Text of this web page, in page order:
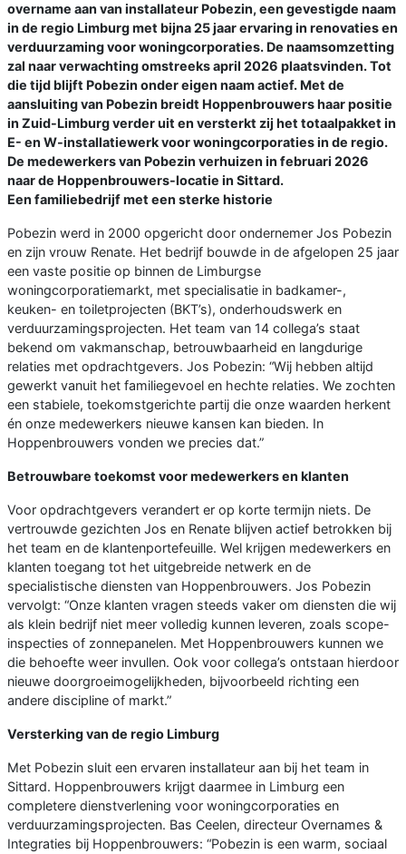
overname aan van installateur Pobezin, een gevestigde naam
in de regio Limburg met bijna 25 jaar ervaring in renovaties en
verduurzaming voor woningcorporaties. De naamsomzetting
zal naar verwachting omstreeks april 2026 plaatsvinden. Tot
die tijd blijft Pobezin onder eigen naam actief. Met de
aansluiting van Pobezin breidt Hoppenbrouwers haar positie
in Zuid-Limburg verder uit en versterkt zij het totaalpakket in
E- en W-installatiewerk voor woningcorporaties in de regio.
De medewerkers van Pobezin verhuizen in februari 2026
naar de Hoppenbrouwers-locatie in Sittard.
Een familiebedrijf met een sterke historie
Pobezin werd in 2000 opgericht door ondernemer Jos Pobezin
en zijn vrouw Renate. Het bedrijf bouwde in de afgelopen 25 jaar
een vaste positie op binnen de Limburgse
woningcorporatiemarkt, met specialisatie in badkamer-,
keuken- en toiletprojecten (BKT’s), onderhoudswerk en
verduurzamingsprojecten. Het team van 14 collega’s staat
bekend om vakmanschap, betrouwbaarheid en langdurige
relaties met opdrachtgevers. Jos Pobezin: “Wij hebben altijd
gewerkt vanuit het familiegevoel en hechte relaties. We zochten
een stabiele, toekomstgerichte partij die onze waarden herkent
én onze medewerkers nieuwe kansen kan bieden. In
Hoppenbrouwers vonden we precies dat.”
Betrouwbare toekomst voor medewerkers en klanten
Voor opdrachtgevers verandert er op korte termijn niets. De
vertrouwde gezichten Jos en Renate blijven actief betrokken bij
het team en de klantenportefeuille. Wel krijgen medewerkers en
klanten toegang tot het uitgebreide netwerk en de
specialistische diensten van Hoppenbrouwers. Jos Pobezin
vervolgt: “Onze klanten vragen steeds vaker om diensten die wij
als klein bedrijf niet meer volledig kunnen leveren, zoals scope-
inspecties of zonnepanelen. Met Hoppenbrouwers kunnen we
die behoefte weer invullen. Ook voor collega’s ontstaan hierdoor
nieuwe doorgroeimogelijkheden, bijvoorbeeld richting een
andere discipline of markt.”
Versterking van de regio Limburg
Met Pobezin sluit een ervaren installateur aan bij het team in
Sittard. Hoppenbrouwers krijgt daarmee in Limburg een
completere dienstverlening voor woningcorporaties en
verduurzamingsprojecten. Bas Ceelen, directeur Overnames &
Integraties bij Hoppenbrouwers: “Pobezin is een warm, sociaal